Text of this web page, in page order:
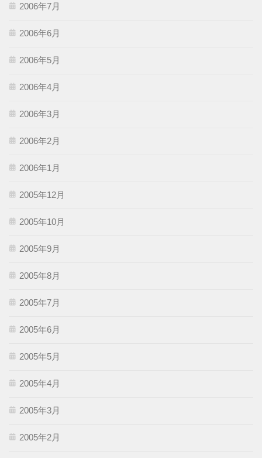
2006年7月
2006年6月
2006年5月
2006年4月
2006年3月
2006年2月
2006年1月
2005年12月
2005年10月
2005年9月
2005年8月
2005年7月
2005年6月
2005年5月
2005年4月
2005年3月
2005年2月